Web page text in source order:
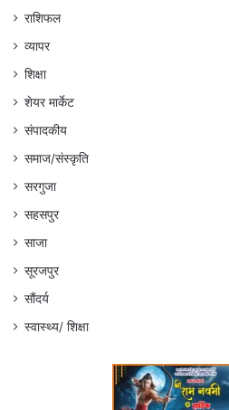
राशिफल
व्यापर
शिक्षा
शेयर मार्केट
संपादकीय
समाज/संस्कृति
सरगुजा
सहसपुर
साजा
सूरजपुर
सौंदर्य
स्वास्थ्य/ शिक्षा